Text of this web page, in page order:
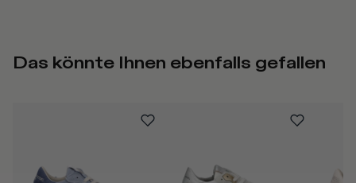
Das könnte Ihnen ebenfalls gefallen